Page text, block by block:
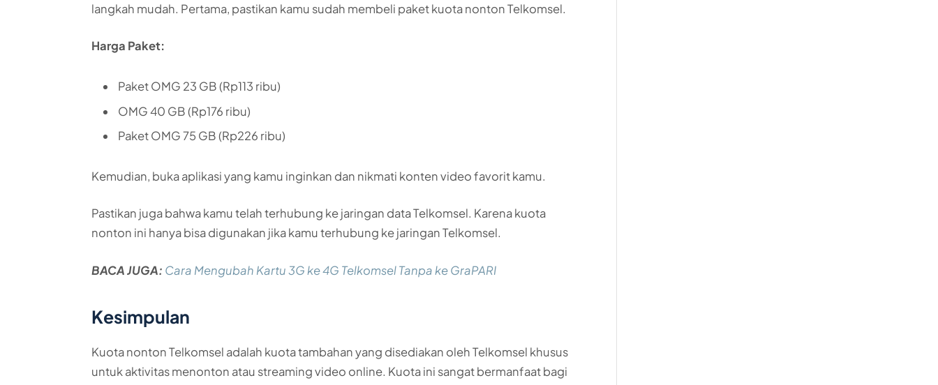
langkah mudah. Pertama, pastikan kamu sudah membeli paket kuota nonton Telkomsel.
Harga Paket:
Paket OMG 23 GB (Rp113 ribu)
OMG 40 GB (Rp176 ribu)
Paket OMG 75 GB (Rp226 ribu)
Kemudian, buka aplikasi yang kamu inginkan dan nikmati konten video favorit kamu.
Pastikan juga bahwa kamu telah terhubung ke jaringan data Telkomsel. Karena kuota
nonton ini hanya bisa digunakan jika kamu terhubung ke jaringan Telkomsel.
BACA JUGA: Cara Mengubah Kartu 3G ke 4G Telkomsel Tanpa ke GraPARI
Kesimpulan
Kuota nonton Telkomsel adalah kuota tambahan yang disediakan oleh Telkomsel khusus
untuk aktivitas menonton atau streaming video online. Kuota ini sangat bermanfaat bagi